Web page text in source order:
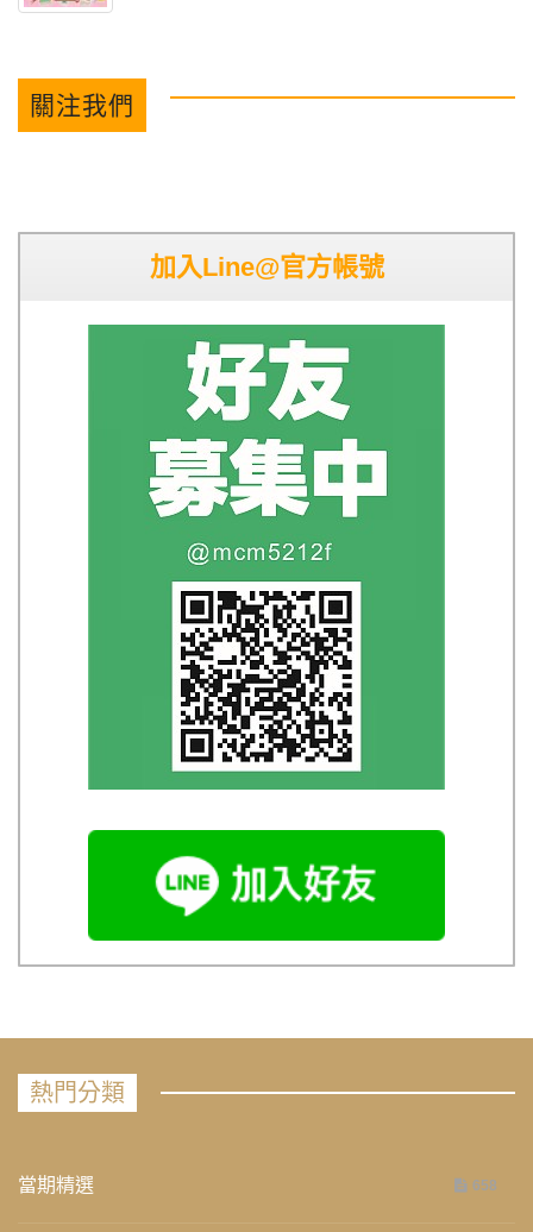
關注我們
加入Line@官方帳號
熱門分類
當期精選 658